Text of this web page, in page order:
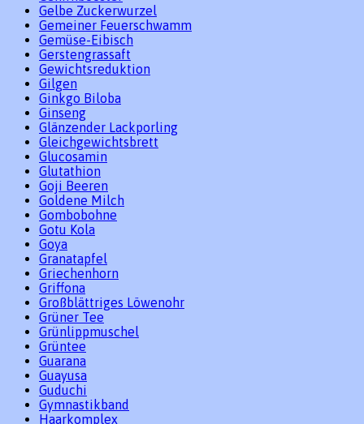
Gelbe Zuckerwurzel
Gemeiner Feuerschwamm
Gemüse-Eibisch
Gerstengrassaft
Gewichtsreduktion
Gilgen
Ginkgo Biloba
Ginseng
Glänzender Lackporling
Gleichgewichtsbrett
Glucosamin
Glutathion
Goji Beeren
Goldene Milch
Gombobohne
Gotu Kola
Goya
Granatapfel
Griechenhorn
Griffona
Großblättriges Löwenohr
Grüner Tee
Grünlippmuschel
Grüntee
Guarana
Guayusa
Guduchi
Gymnastikband
Haarkomplex